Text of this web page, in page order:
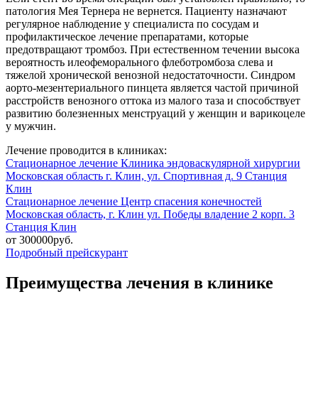
патология Мея Тернера не вернется. Пациенту назначают
регулярное наблюдение у специалиста по сосудам и
профилактическое лечение препаратами, которые
предотвращают тромбоз. При естественном течении высока
вероятность илеофеморального флеботромбоза слева и
тяжелой хронической венозной недостаточности. Синдром
аорто-мезентериального пинцета является частой причиной
расстройств венозного оттока из малого таза и способствует
развитию болезненных менструаций у женщин и варикоцеле
у мужчин.
Лечение проводится в клиниках:
Стационарное лечение Клиника эндоваскулярной хирургии
Московская область г. Клин, ул. Спортивная д. 9 Станция
Клин
Стационарное лечение Центр спасения конечностей
Московская область, г. Клин ул. Победы владение 2 корп. 3
Станция Клин
от 300000руб.
Подробный прейскурант
Преимущества лечения в клинике